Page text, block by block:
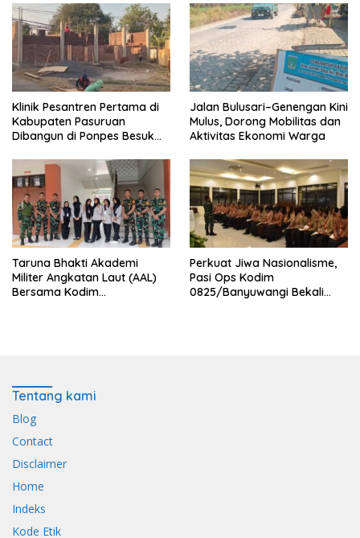
Nasional
Klinik Pesantren Pertama di
Kabupaten Pasuruan
Dibangun di Ponpes Besuk
Kesehatan Santri
Jalan Bulusari–Genengan Kini
Mulus, Dorong Mobilitas dan
Aktivitas Ekonomi Warga
Taruna Bhakti Akademi
Militer Angkatan Laut (AAL)
Bersama Kodim
Perkuat Jiwa Nasionalisme,
Pasi Ops Kodim
0825/Banyuwangi Bekali
Tentang kami
Blog
Contact
Disclaimer
Home
Indeks
Kode Etik